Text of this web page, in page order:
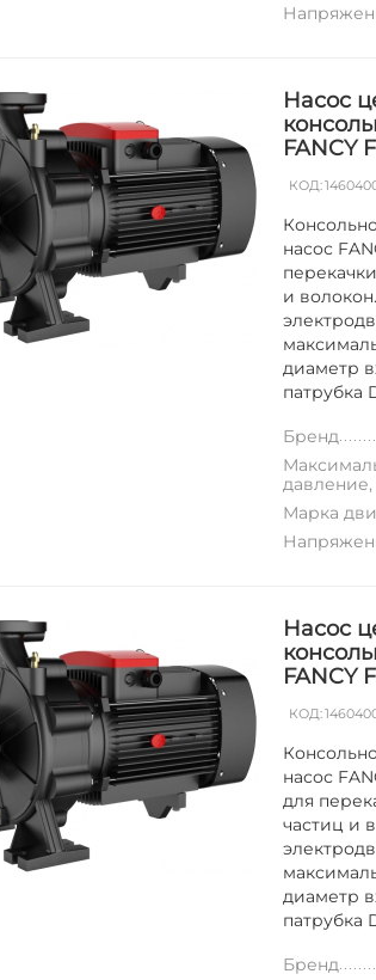
Насос
FANCY
КОД:
насос
и
диаметр
патрубка
Бренд
давление,
Марка
Насос
FANCY
КОД:
насос
для
частиц и
диаметр
патрубка
Бренд